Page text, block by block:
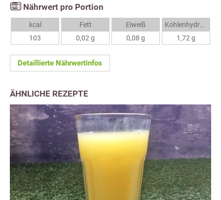
Nährwert pro Portion
kcal
103
Fett
0,02 g
Eiweiß
0,08 g
Kohlenhydrate
1,72 g
Detaillierte Nährwertinfos
ÄHNLICHE REZEPTE